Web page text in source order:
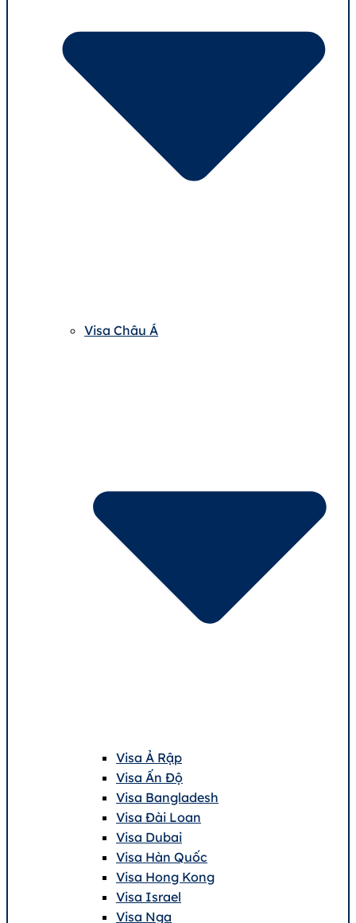
Visa Châu Á
Visa Ả Rập
Visa Ấn Độ
Visa Bangladesh
Visa Đài Loan
Visa Dubai
Visa Hàn Quốc
Visa Hong Kong
Visa Israel
Visa Nga